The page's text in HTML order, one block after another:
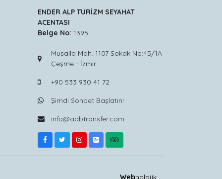
ENDER ALP TURİZM SEYAHAT
ACENTASI
Belge No: 1395
Musalla Mah. 1107 Sokak No:45/1A
Çeşme - İzmir
+90 533 930 41 72
Şimdi Sohbet Başlatın!
info@adbtransfer.com
Webnolojik